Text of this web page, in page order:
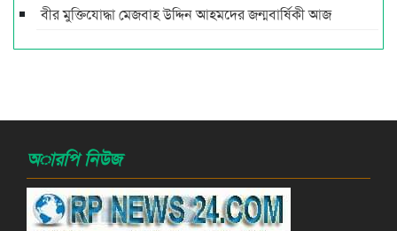
বীর মুক্তিযোদ্ধা মেজবাহ উদ্দিন আহমদের জন্মবার্ষিকী আজ
অারপি নিউজ